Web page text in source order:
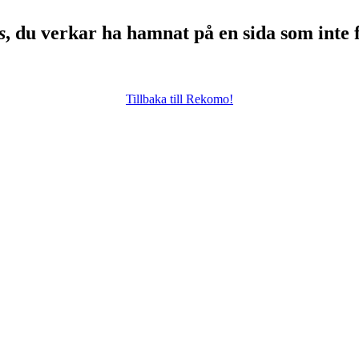
, du verkar ha hamnat på en sida som inte
Tillbaka till Rekomo!